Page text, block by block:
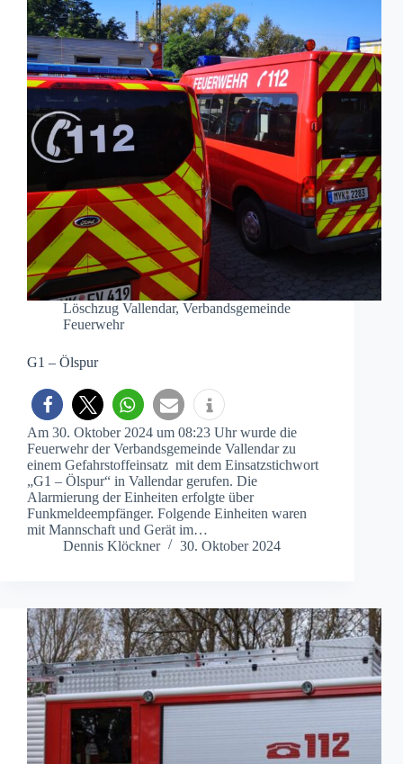
Löschzug Vallendar, Verbandsgemeinde
Feuerwehr
G1 – Ölspur
Am 30. Oktober 2024 um 08:23 Uhr wurde die
Feuerwehr der Verbandsgemeinde Vallendar zu
einem Gefahrstoffeinsatz mit dem Einsatzstichwort
„G1 – Ölspur“ in Vallendar gerufen. Die
Alarmierung der Einheiten erfolgte über
Funkmeldeempfänger. Folgende Einheiten waren
mit Mannschaft und Gerät im…
Dennis Klöckner
30. Oktober 2024